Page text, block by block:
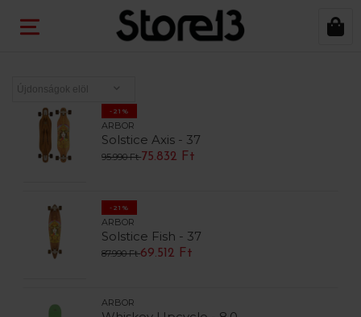
-21%
ARBOR
Solstice Axis - 37
95.990 Ft75.832 Ft
-21%
ARBOR
Solstice Fish - 37
87.990 Ft69.512 Ft
ARBOR